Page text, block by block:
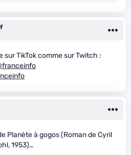
sur TikTok comme sur Twitch :
Planète à gogos (Roman de Cyril
1953)…